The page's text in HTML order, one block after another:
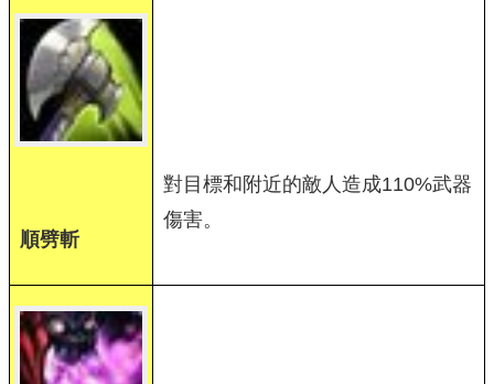
順劈斬
對目標和附近的敵人造成110%武器
傷害。